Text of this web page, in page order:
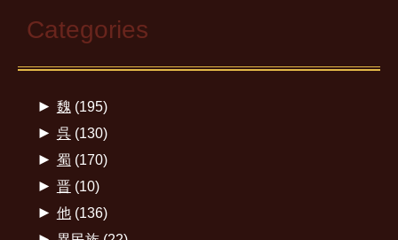
Categories
► 魏 (195)
► 呉(130)
► 蜀 (170)
► 晋(10)
► 他(136)